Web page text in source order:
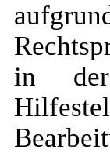
in der